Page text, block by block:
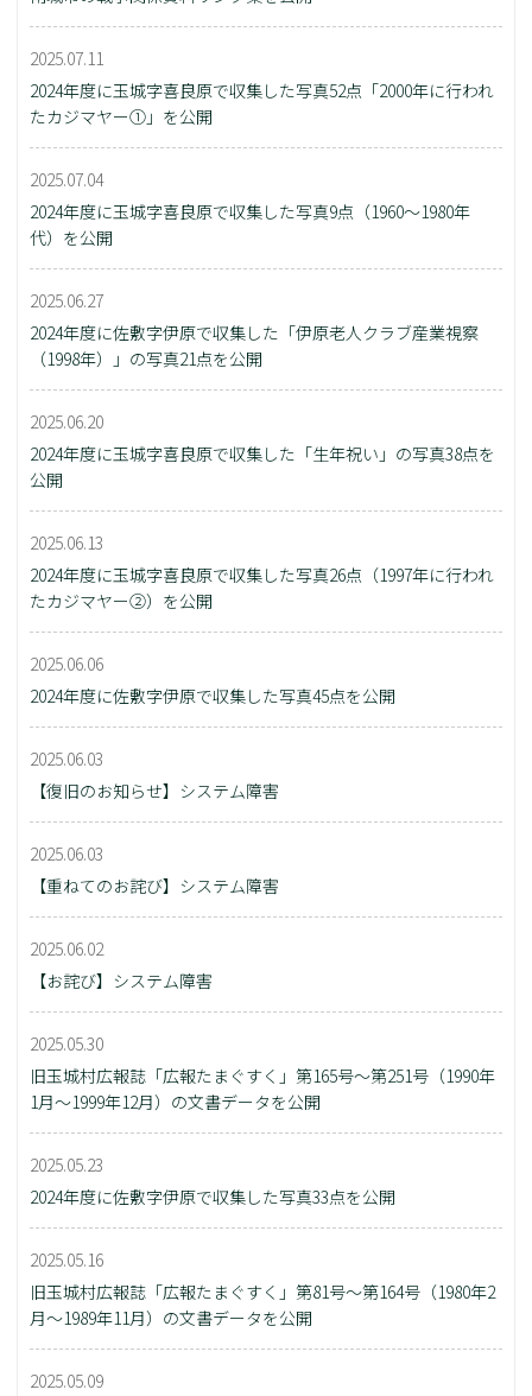
2025.07.11
2024年度に玉城字喜良原で収集した写真52点「2000年に行われ
たカジマヤー①」を公開
2025.07.04
2024年度に玉城字喜良原で収集した写真9点（1960～1980年
代）を公開
2025.06.27
2024年度に佐敷字伊原で収集した「伊原老人クラブ産業視察
（1998年）」の写真21点を公開
2025.06.20
2024年度に玉城字喜良原で収集した「生年祝い」の写真38点を
公開
2025.06.13
2024年度に玉城字喜良原で収集した写真26点（1997年に行われ
たカジマヤー②）を公開
2025.06.06
2024年度に佐敷字伊原で収集した写真45点を公開
2025.06.03
【復旧のお知らせ】システム障害
2025.06.03
【重ねてのお詫び】システム障害
2025.06.02
【お詫び】システム障害
2025.05.30
旧玉城村広報誌「広報たまぐすく」第165号～第251号（1990年
1月～1999年12月）の文書データを公開
2025.05.23
2024年度に佐敷字伊原で収集した写真33点を公開
2025.05.16
旧玉城村広報誌「広報たまぐすく」第81号～第164号（1980年2
月～1989年11月）の文書データを公開
2025.05.09